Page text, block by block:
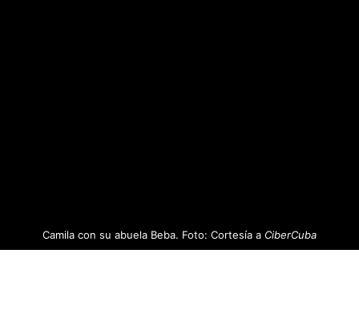
Camila con su abuela Beba. Foto: Cortesía a CiberCuba